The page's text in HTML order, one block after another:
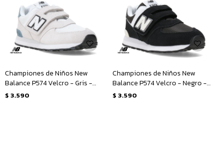
Championes de Niños New
Balance P574 Velcro - Gris -
Blanco
$ 3.590
Championes de Niños New
Balance P574 Velcro - Negro -
Blanco
$ 3.590